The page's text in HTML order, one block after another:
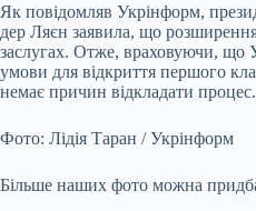
Як повідомляв Укрінформ,
дер Ляєн заявила, що
заслугах. Отже, враховуючи, що
умови для відкриття першого
немає причин відкладати процес.
Фото: Лідія Таран / Укрінформ
Більше наших фото можна